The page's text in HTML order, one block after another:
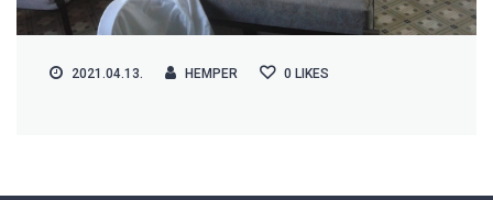
2021.04.13. HEMPER 0 LIKES